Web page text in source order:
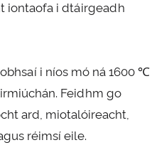
iontaofa i dtáirgeadh
i níos mó ná 1600 ℃
Feidhm go
ard, miotalóireacht,
réimsí eile.